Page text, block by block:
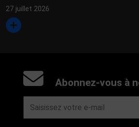
27 juillet 2026
Abonnez-vous à